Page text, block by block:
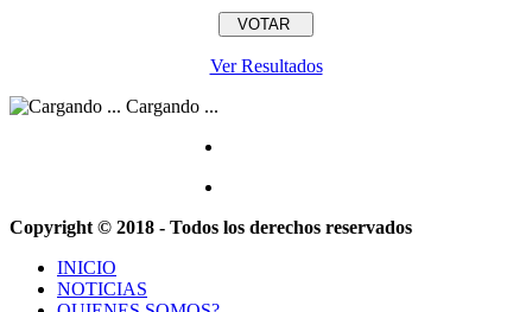
Ver Resultados
Cargando ...
Copyright © 2018 - Todos los derechos reservados
INICIO
NOTICIAS